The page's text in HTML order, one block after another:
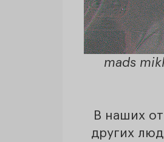
mads
В наших
других